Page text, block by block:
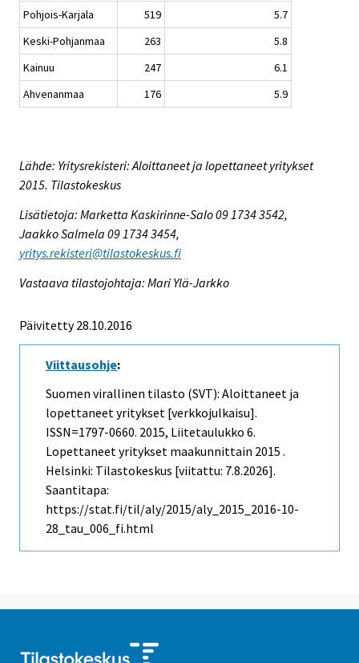
Pohjois-Karjala
519
5.7
Keski-Pohjanmaa
263
5.8
Kainuu
247
6.1
Ahvenanmaa
176 5.9
Lähde: Yritysrekisteri: Aloittaneet ja lopettaneet yritykset
2015. Tilastokeskus
Lisätietoja: Marketta Kaskirinne-Salo 09 1734 3542,
Jaakko Salmela 09 1734 3454,
yritys.rekisteri@tilastokeskus.fi
Vastaava tilastojohtaja: Mari Ylä-Jarkko
Päivitetty 28.10.2016
Viittausohje:
Suomen virallinen tilasto (SVT): Aloittaneet ja
lopettaneet yritykset [verkkojulkaisu].
ISSN=1797-0660. 2015, Liitetaulukko 6.
Lopettaneet yritykset maakunnittain 2015 .
Helsinki: Tilastokeskus [viitattu: 7.8.2026].
Saantitapa:
https://stat.fi/til/aly/2015/aly_2015_2016-10-
28_tau_006_fi.html